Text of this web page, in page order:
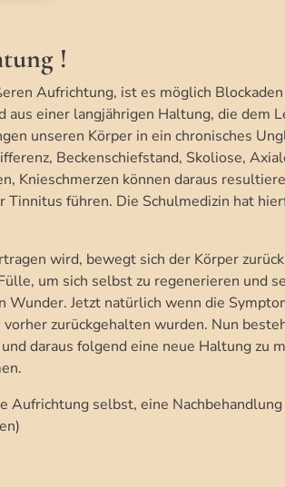
!
Aufrichtung, ist es möglich
einer langjährigen Haltung, die dem
unseren Körper in ein chronisches
Beckenschiefstand, Skoliose,
Knieschmerzen können daraus
Tinnitus führen. Die Schulmedizin hat
wird, bewegt sich der Körper
um sich selbst zu regenerieren und
Jetzt natürlich wenn die
zurückgehalten wurden. Nun
daraus folgend eine neue Haltung zu
Aufrichtung selbst, eine